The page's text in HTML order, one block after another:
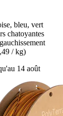
bleu, vert
chatoyantes
/ kg)
14 août